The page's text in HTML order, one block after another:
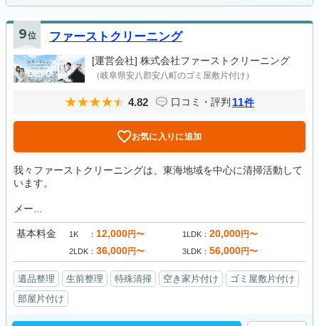
9位 ファーストクリーニング
[運営会社] 株式会社ファーストクリーニング
（岐阜県安八郡安八町のゴミ屋敷片付け）
4.82 口コミ・評判 11件
お気に入りに追加
我々ファーストクリーニングは、東海地域を中心に清掃活動して
います。
メー...
基本料金 1K 12,000円〜 1LDK 20,000円〜
2LDK 36,000円〜 3LDK 56,000円〜
遺品整理 生前整理 特殊清掃 空き家片付け
ゴミ屋敷片付け
部屋片付け